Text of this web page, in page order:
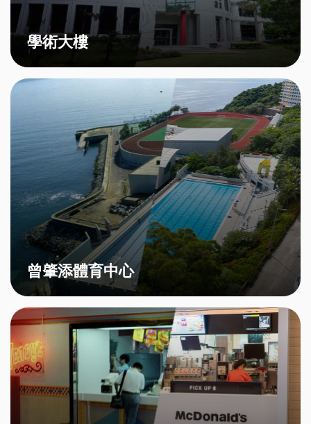
學術大樓
曾肇添體育中心